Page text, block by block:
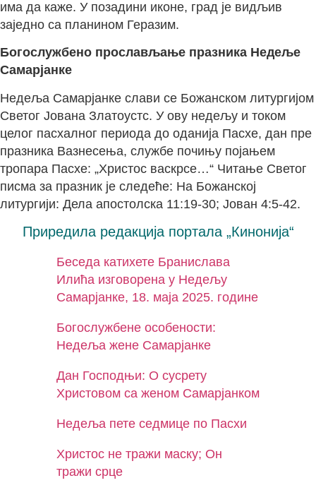
има да каже. У позадини иконе, град је видљив
заједно са планином Геразим.
Богослужбено прослављање празника Недеље
Самарјанке
Недеља Самарјанке слави се Божанском литургијом
Светог Јована Златоустс. У ову недељу и током
целог пасхалног периода до оданија Пасхе, дан пре
празника Вазнесења, службе почињу појањем
тропара Пасхе: „Христос васкрсе…“ Читање Светог
писма за празник је следеће: На Божанској
литургији: Дела апостолска 11:19-30; Јован 4:5-42.
Приредила редакција портала „Кинонија“
Беседа катихете Бранислава
Илића изговорена у Недељу
Самарјанке, 18. маја 2025. године
Богослужбене особености:
Недеља жене Самарјaнке
Дан Господњи: О сусрету
Христовом са женом Самарјанком
Недеља пете седмице по Пасхи
Христос не тражи маску; Он
тражи срце